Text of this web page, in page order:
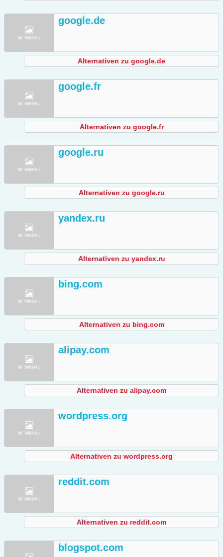
google.de
Alternativen zu google.de
google.fr
Alternativen zu google.fr
google.ru
Alternativen zu google.ru
yandex.ru
Alternativen zu yandex.ru
bing.com
Alternativen zu bing.com
alipay.com
Alternativen zu alipay.com
wordpress.org
Alternativen zu wordpress.org
reddit.com
Alternativen zu reddit.com
blogspot.com